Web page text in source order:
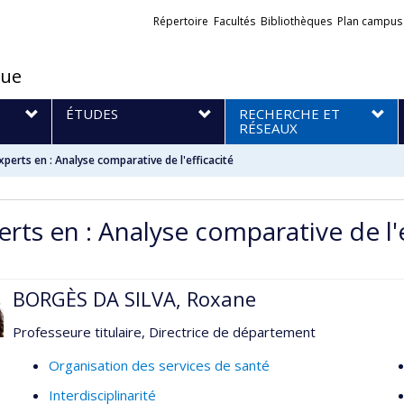
Liens
Répertoire Facultés Bibliothèques Plan campus
ÉTUDES
RECHERCHE ET
RÉSEAUX
en : Analyse comparative de l'efficacité
en : Analyse comparative de
BORGÈS DA SILVA, Roxane
Professeure titulaire, Directrice de département
Organisation des services de santé
Interdisciplinarité